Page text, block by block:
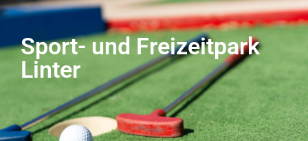
Sport- und Freizeitpark
Linter